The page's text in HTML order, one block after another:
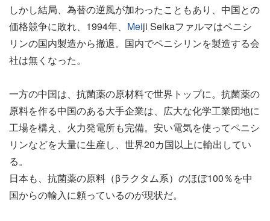
しかし結局、為替の逆風が加わったこともあり、中国との
価格競争に敗れ、1994年、 Meiji Seikaファルマはペニシ
リンの国内製造から撤退。国内でペニシリンを製造する会
社は無くなった。
一方の中国は、抗菌薬の原材料で世界トップに。抗菌薬の
原料を作る中国のある大手企業は、広大な化学工業団地に
工場を構え、火力発電所も完備。安い電気を使ってペニシ
リンなどを大量に生産し、世界20カ国以上に輸出してい
る。
日本も、抗菌薬の原料（βラクタム系）のほぼ100％を中
国からの輸入に頼っているのが現状だ。